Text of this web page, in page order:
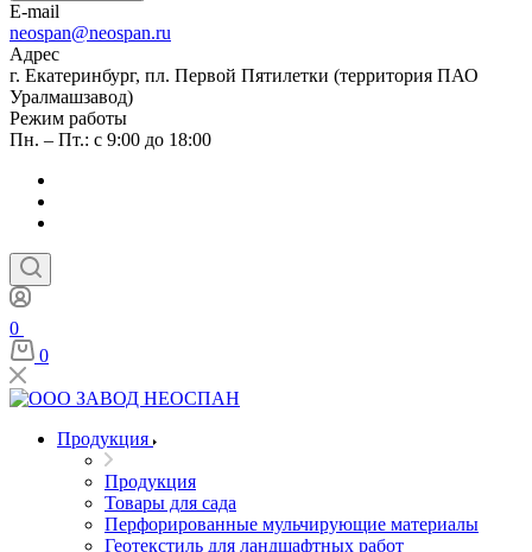
E-mail
neospan@neospan.ru
Адрес
г. Екатеринбург, пл. Первой Пятилетки (территория ПАО
Уралмашзавод)
Режим работы
Пн. – Пт.: с 9:00 до 18:00
0
0
Продукция
Продукция
Товары для сада
Перфорированные мульчирующие материалы
Геотекстиль для ландшафтных работ